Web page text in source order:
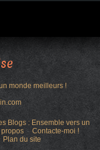
monde meilleurs !
Blogs : Ensemble vers un
propos
Contacte-moi !
Plan du site